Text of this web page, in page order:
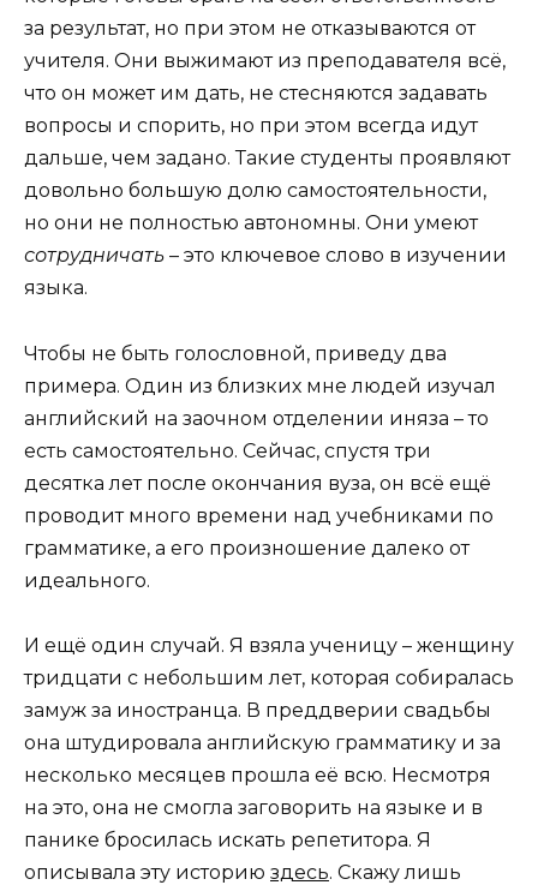
за результат, но при этом не отказываются от
учителя. Они выжимают из преподавателя всё,
что он может им дать, не стесняются задавать
вопросы и спорить, но при этом всегда идут
дальше, чем задано. Такие студенты проявляют
довольно большую долю самостоятельности,
но они не полностью автономны. Они умеют
сотрудничать – это ключевое слово в изучении
языка.
Чтобы не быть голословной, приведу два
примера. Один из близких мне людей изучал
английский на заочном отделении иняза – то
есть самостоятельно. Сейчас, спустя три
десятка лет после окончания вуза, он всё ещё
проводит много времени над учебниками по
грамматике, а его произношение далеко от
идеального.
И ещё один случай. Я взяла ученицу – женщину
тридцати с небольшим лет, которая собиралась
замуж за иностранца. В преддверии свадьбы
она штудировала английскую грамматику и за
несколько месяцев прошла её всю. Несмотря
на это, она не смогла заговорить на языке и в
панике бросилась искать репетитора. Я
описывала эту историю здесь. Скажу лишь